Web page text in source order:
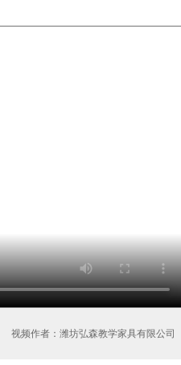
视频作者：潍坊弘森教学家具有限公司